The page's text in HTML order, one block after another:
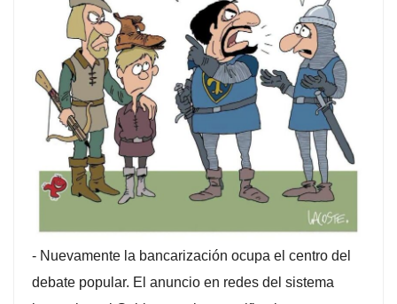
- Nuevamente la bancarización ocupa el centro del
debate popular. El anuncio en redes del sistema